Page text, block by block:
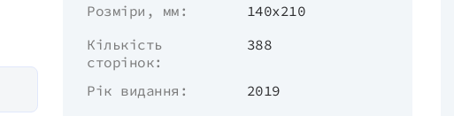
Розміри, мм:
140х210
Кількість
сторінок:
388
Рік видання:
2019